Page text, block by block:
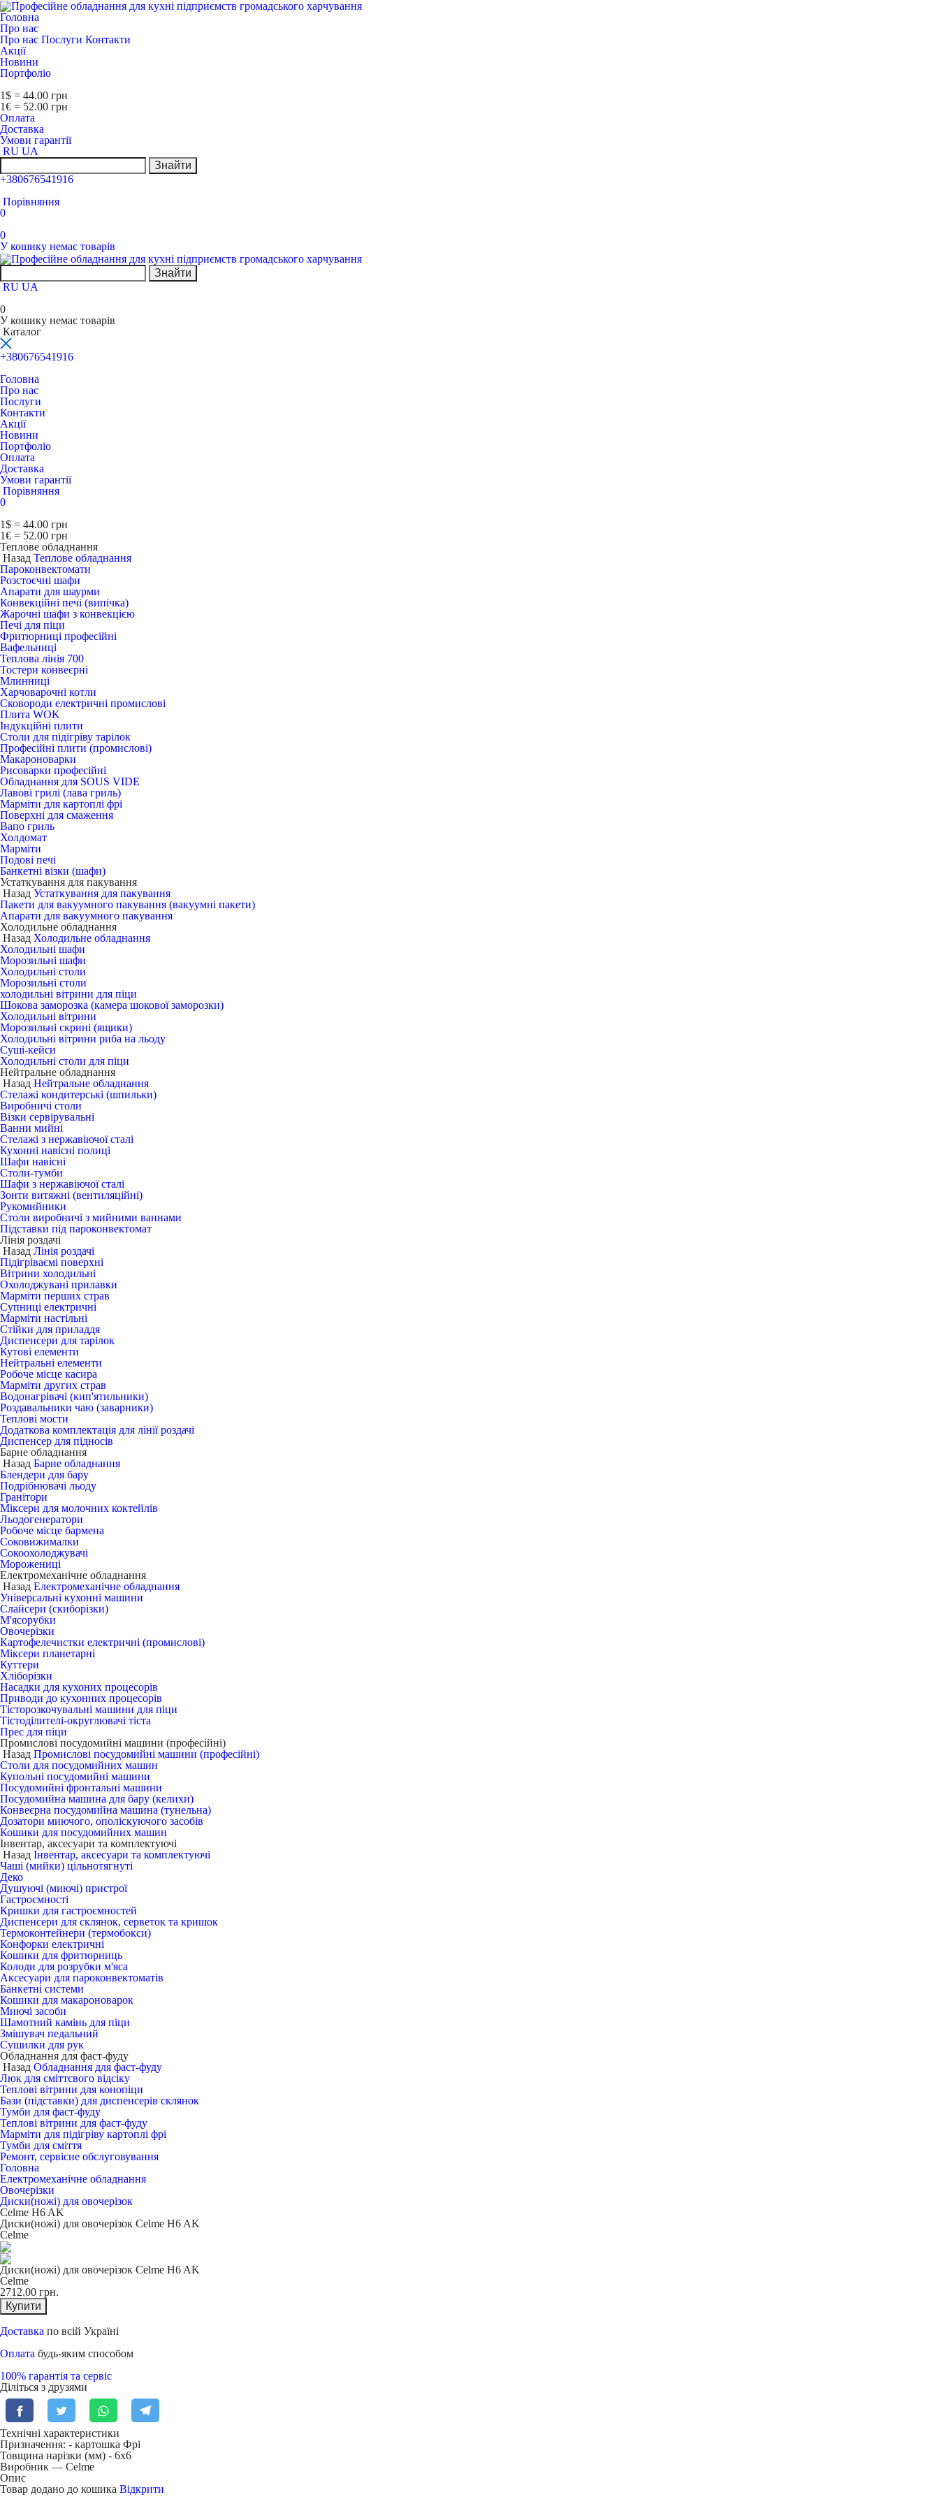
Головна
Про нас
Про нас Послуги Контакти
Акції
Новини
Портфоліо
1$ = 44.00 грн
1€ = 52.00 грн
Оплата
Доставка
Умови гарантії
RU UA
Знайти
+380676541916
Порівняння
0
0
У кошику немає товарів
Знайти
RU UA
0
У кошику немає товарів
Каталог
+380676541916
Головна
Про нас
Послуги
Контакти
Акції
Новини
Портфоліо
Оплата
Доставка
Умови гарантії
Порівняння
0
1$ = 44.00 грн
1€ = 52.00 грн
Теплове обладнання
Назад Теплове обладнання
Пароконвектомати
Розстоєчні шафи
Апарати для шаурми
Конвекційні печі (випічка)
Жарочні шафи з конвекцією
Печі для піци
Фритюрниці професійні
Вафельниці
Теплова лінія 700
Тостери конвеєрні
Млинниці
Харчоварочні котли
Сковороди електричні промислові
Плита WOK
Індукційні плити
Столи для підігріву тарілок
Професійні плити (промислові)
Макароноварки
Рисоварки професійні
Обладнання для SOUS VIDE
Лавові грилі (лава гриль)
Марміти для картоплі фрі
Поверхні для смаження
Вапо гриль
Холдомат
Марміти
Подові печі
Банкетні візки (шафи)
Устаткування для пакування
Назад Устаткування для пакування
Пакети для вакуумного пакування (вакуумні пакети)
Апарати для вакуумного пакування
Холодильне обладнання
Назад Холодильне обладнання
Холодильні шафи
Морозильні шафи
Холодильні столи
Морозильні столи
холодильні вітрини для піци
Шокова заморозка (камера шокової заморозки)
Холодильні вітрини
Морозильні скрині (ящики)
Холодильні вітрини риба на льоду
Суші-кейси
Холодильні столи для піци
Нейтральне обладнання
Назад Нейтральне обладнання
Стелажі кондитерські (шпильки)
Виробничі столи
Візки сервірувальні
Ванни мийні
Стелажі з нержавіючої сталі
Кухонні навісні полиці
Шафи навісні
Столи-тумби
Шафи з нержавіючої сталі
Зонти витяжні (вентиляційні)
Рукомийники
Столи виробничі з мийними ваннами
Підставки під пароконвектомат
Лінія роздачі
Назад Лінія роздачі
Підігріваємі поверхні
Вітрини холодильні
Охолоджувані прилавки
Марміти перших страв
Супниці електричні
Марміти настільні
Стійки для приладдя
Диспенсери для тарілок
Кутові елементи
Нейтральні елементи
Робоче місце касира
Марміти других страв
Водонагрівачі (кип'ятильники)
Роздавальники чаю (заварники)
Теплові мости
Додаткова комплектація для лінії роздачі
Диспенсер для підносів
Барне обладнання
Назад Барне обладнання
Блендери для бару
Подрібнювачі льоду
Гранітори
Міксери для молочних коктейлів
Льодогенератори
Робоче місце бармена
Соковижималки
Сокоохолоджувачі
Морожениці
Електромеханічне обладнання
Назад Електромеханічне обладнання
Універсальні кухонні машини
Слайсери (скиборізки)
М'ясорубки
Овочерізки
Картофелечистки електричні (промислові)
Міксери планетарні
Куттери
Хліборізки
Насадки для кухоних процесорів
Приводи до кухонних процесорів
Тісторозкочувальні машини для піци
Тістоділителі-округлювачі тіста
Прес для піци
Промислові посудомийні машини (професійні)
Назад Промислові посудомийні машини (професійні)
Столи для посудомийних машин
Купольні посудомийні машини
Посудомийні фронтальні машини
Посудомийна машина для бару (келихи)
Конвеєрна посудомийна машина (тунельна)
Дозатори миючого, ополіскуючого засобів
Кошики для посудомийних машин
Інвентар, аксесуари та комплектуючі
Назад Інвентар, аксесуари та комплектуючі
Чаші (мийки) цільнотягнуті
Деко
Душуючі (миючі) пристрої
Гастроємності
Кришки для гастроємностей
Диспенсери для склянок, серветок та кришок
Термоконтейнери (термобокси)
Конфорки електричні
Кошики для фритюрниць
Колоди для розрубки м'яса
Аксесуари для пароконвектоматів
Банкетні системи
Кошики для макароноварок
Миючі засоби
Шамотний камінь для піци
Змішувач педальний
Сушилки для рук
Обладнання для фаст-фуду
Назад Обладнання для фаст-фуду
Люк для сміттєвого відсіку
Теплові вітрини для конопіци
Бази (підставки) для диспенсерів склянок
Тумби для фаст-фуду
Теплові вітрини для фаст-фуду
Марміти для підігріву картоплі фрі
Тумби для сміття
Ремонт, сервісне обслуговування
Головна
Електромеханічне обладнання
Овочерізки
Диски(ножі) для овочерізок
Celme H6 AK
Диски(ножі) для овочерізок Celme H6 AK
Celme
Диски(ножі) для овочерізок Celme H6 AK
Celme
2712.00 грн.
Купити
Доставка по всій Україні
Оплата будь-яким способом
100% гарантія та сервіс
Діліться з друзями
Технічні характеристики
Призначення: - картошка Фрі
Товщина нарізки (мм) - 6х6
Виробник — Celme
Опис
Товар додано до кошика Відкрити